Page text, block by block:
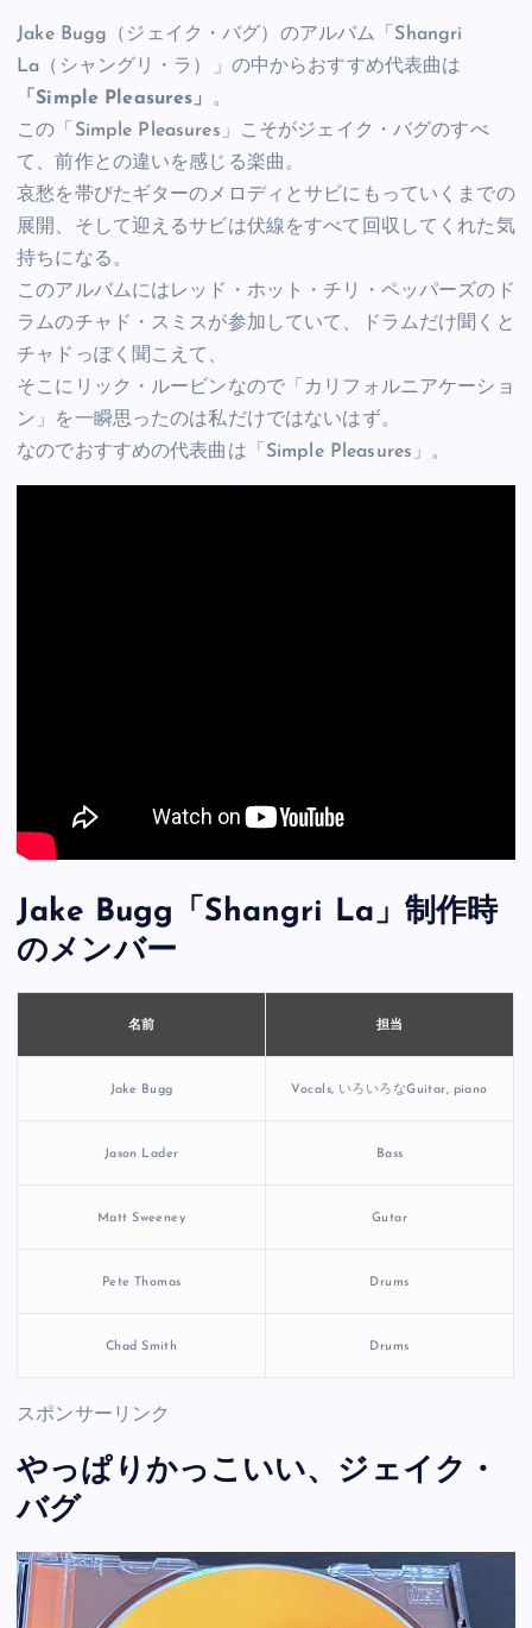
Jake Bugg（ジェイク・バグ）のアルバム「Shangri
La（シャングリ・ラ）」の中からおすすめ代表曲は
「Simple Pleasures」 。
この「Simple Pleasures」こそがジェイク・バグのすべ
て、前作との違いを感じる楽曲。
哀愁を帯びたギターのメロディとサビにもっていくまでの
展開、そして迎えるサビは伏線をすべて回収してくれた気
持ちになる。
このアルバムにはレッド・ホット・チリ・ペッパーズのド
ラムのチャド・スミスが参加していて、ドラムだけ聞くと
チャドっぽく聞こえて、
そこにリック・ルービンなので「カリフォルニアケーショ
ン」を一瞬思ったのは私だけではないはず。
なのでおすすめの代表曲は「Simple Pleasures」。
Jake Bugg「Shangri La」制作時
のメンバー
名前 担当
Jake Bugg Vocals, いろいろなGuitar, piano
Jason Lader Bass
Matt Sweeney Gutar
Pete Thomas Drums
Chad Smith Drums
スポンサーリンク
やっぱりかっこいい、ジェイク・
バグ